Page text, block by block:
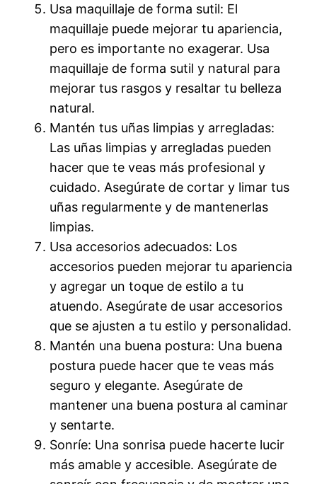
Usa maquillaje de forma sutil: El
maquillaje puede mejorar tu apariencia,
pero es importante no exagerar. Usa
maquillaje de forma sutil y natural para
mejorar tus rasgos y resaltar tu belleza
natural.
Mantén tus uñas limpias y arregladas:
Las uñas limpias y arregladas pueden
hacer que te veas más profesional y
cuidado. Asegúrate de cortar y limar tus
uñas regularmente y de mantenerlas
limpias.
Usa accesorios adecuados: Los
accesorios pueden mejorar tu apariencia
y agregar un toque de estilo a tu
atuendo. Asegúrate de usar accesorios
que se ajusten a tu estilo y personalidad.
Mantén una buena postura: Una buena
postura puede hacer que te veas más
seguro y elegante. Asegúrate de
mantener una buena postura al caminar
y sentarte.
Sonríe: Una sonrisa puede hacerte lucir
más amable y accesible. Asegúrate de